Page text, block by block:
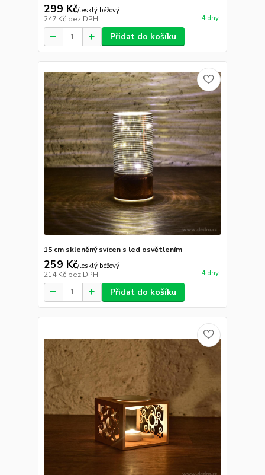
299 Kč/lesklý béžový
247 Kč bez DPH 4 dny
Přidat do košíku
15 cm skleněný svícen s led osvětlením
259 Kč/lesklý béžový
214 Kč bez DPH 4 dny
Přidat do košíku